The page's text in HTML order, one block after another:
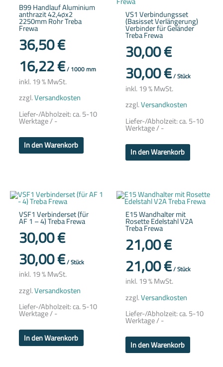
B99 Handlauf Aluminium
anthrazit 42,4øx2
2250mm Rohr Treba
Frewa
36,50€
16,22€/1000mm
inkl. 19 % MwSt.
zzgl.Versandkosten
Liefer-/Abholzeit:ca. 5-10
Werktage / -
In den Warenkorb
VS1 Verbindungsset
(Basisset Verlängerung)
Verbinder für Geländer
Treba Frewa
30,00€
30,00€/Stück
inkl. 19 % MwSt.
zzgl.Versandkosten
Liefer-/Abholzeit:ca. 5-10
Werktage / -
In den Warenkorb
VSF1 Verbinderset (für
AF 1 – 4) Treba Frewa
30,00€
30,00€/Stück
inkl. 19 % MwSt.
zzgl.Versandkosten
Liefer-/Abholzeit:ca. 5-10
Werktage / -
In den Warenkorb
E15 Wandhalter mit
Rosette Edelstahl V2A
Treba Frewa
21,00€
21,00€/Stück
inkl. 19 % MwSt.
zzgl.Versandkosten
Liefer-/Abholzeit:ca. 5-10
Werktage / -
In den Warenkorb